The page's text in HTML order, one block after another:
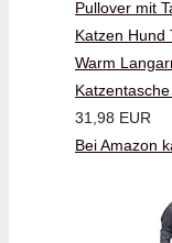
Pullover mit
Katzen Hund
Warm
31,98 EUR
Bei Amazon